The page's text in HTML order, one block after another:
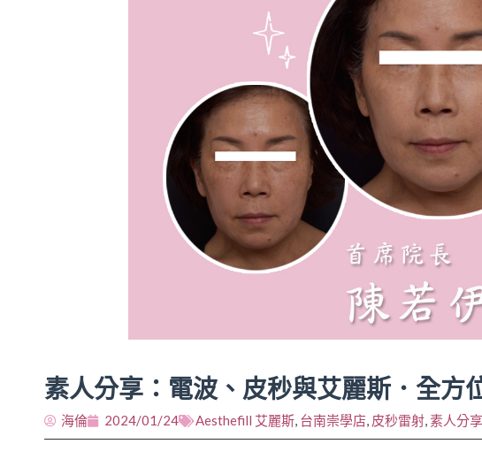
素人分享：電波、皮秒與艾麗斯．全方
海倫 2024/01/24 Aesthefill 艾麗斯, 台南崇學店, 皮秒雷射,素人分享